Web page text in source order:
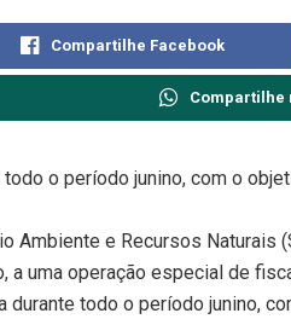
Compartilhe Facebook
Compartilhe
o período junino, com o
Ambiente e Recursos Naturais
a uma operação especial de
durante todo o período junino,